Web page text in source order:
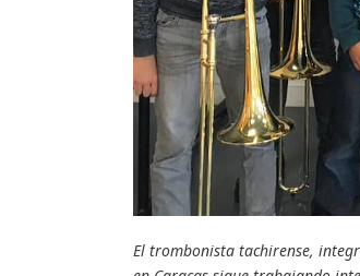
El trombonista tachirense,